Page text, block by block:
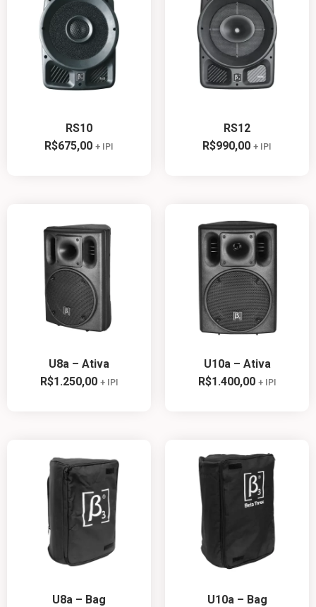
RS10
R$675,00 + IPI
RS12
R$990,00 + IPI
U8a – Ativa
R$1.250,00 + IPI
U10a – Ativa
R$1.400,00 + IPI
U8a – Bag
U10a – Bag